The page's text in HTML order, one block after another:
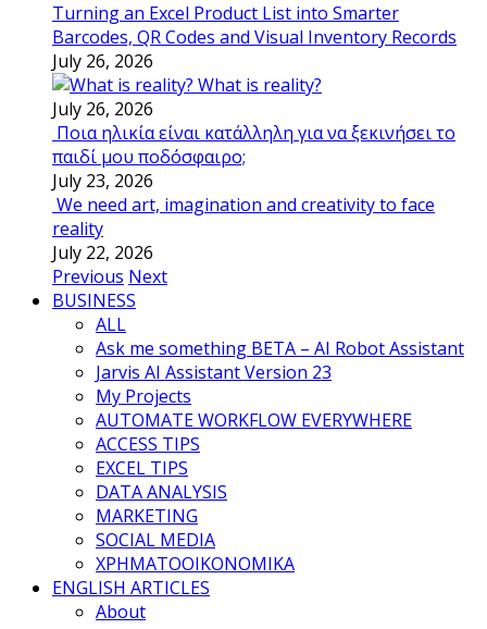
Turning an Excel Product List into Smarter
Barcodes, QR Codes and Visual Inventory Records
July 26, 2026
What is reality?
July 26, 2026
Ποια ηλικία είναι κατάλληλη για να ξεκινήσει το
παιδί μου ποδόσφαιρο;
July 23, 2026
We need art, imagination and creativity to face
reality
July 22, 2026
Previous Next
BUSINESS
ALL
Ask me something BETA – AI Robot Assistant
Jarvis AI Assistant Version 23
My Projects
AUTOMATE WORKFLOW EVERYWHERE
ACCESS TIPS
EXCEL TIPS
DATA ANALYSIS
MARKETING
SOCIAL MEDIA
ΧΡΗΜΑΤΟΟΙΚΟΝΟΜΙΚΑ
ENGLISH ARTICLES
About